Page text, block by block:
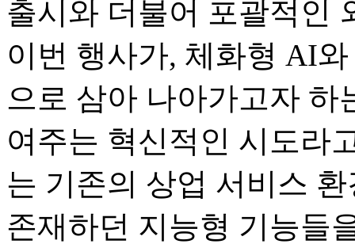
출시와 더불어 포괄적인
이번 행사가, 체화형 AI
으로 삼아 나아가고자
여주는 혁신적인 시도라
는 기존의 상업 서비스
존재하던 지능형 기능들